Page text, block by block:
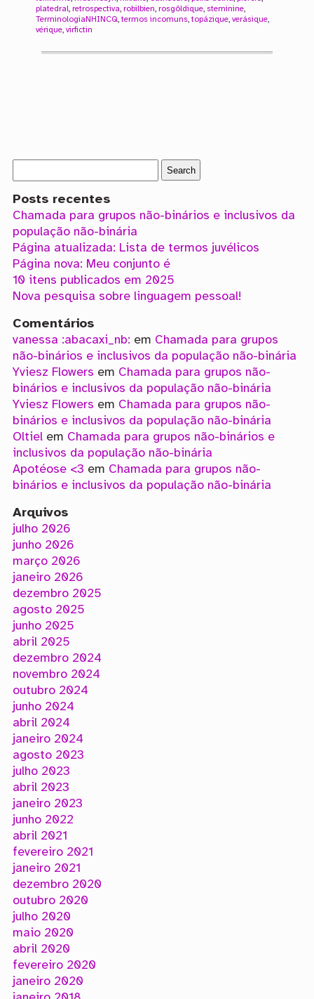
platedral, retrospectiva, robilbien, rosgôldique, steminine,
TerminologiaNHINCQ,termos incomuns,topázique, verásique,
vérique, virfictin
Posts recentes
Chamada para grupos não-binários e inclusivos da
população não-binária
Página atualizada: Lista de termos juvélicos
Página nova: Meu conjunto é
10 itens publicados em 2025
Nova pesquisa sobre linguagem pessoal!
Comentários
vanessa :abacaxi_nb: em Chamada para grupos
não-binários e inclusivos da população não-binária
Yviesz Flowers em Chamada para grupos não-
binários e inclusivos da população não-binária
Yviesz Flowers em Chamada para grupos não-
binários e inclusivos da população não-binária
Oltielem Chamada para grupos não-binários e
inclusivos da população não-binária
Apotéose <3 em Chamada para grupos não-
binários e inclusivos da população não-binária
Arquivos
julho 2026
junho 2026
março 2026
janeiro 2026
dezembro 2025
agosto 2025
junho 2025
abril 2025
dezembro 2024
novembro 2024
outubro 2024
junho 2024
abril 2024
janeiro 2024
agosto 2023
julho 2023
abril 2023
janeiro 2023
junho 2022
abril 2021
fevereiro 2021
janeiro 2021
dezembro 2020
outubro 2020
julho 2020
maio 2020
abril 2020
fevereiro 2020
janeiro 2020